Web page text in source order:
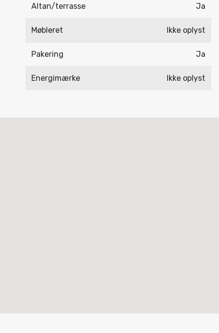
Altan/terrasse Ja
Møbleret Ikke oplyst
Pakering Ja
Energimærke Ikke oplyst